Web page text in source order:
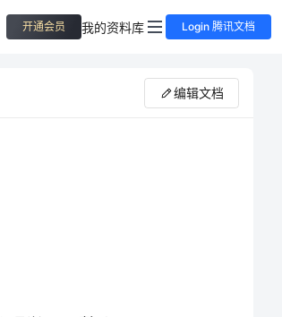
开通会员 我的资料库 Login 腾讯文档
编辑文档